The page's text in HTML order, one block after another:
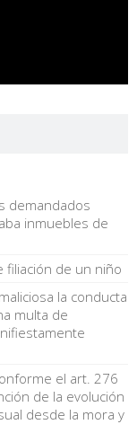
demandados
inmuebles de
filiación de un niño
la conducta
multa de
el art. 276
de la evolución
desde la mora y